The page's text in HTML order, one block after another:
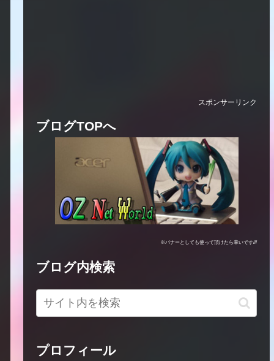
スポンサーリンク
ブログTOPへ
※バナーとしても使って頂けたら幸いです///
ブログ内検索
プロフィール